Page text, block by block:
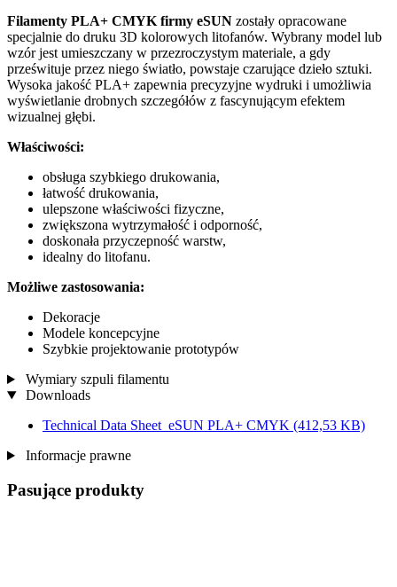
Filamenty PLA+ CMYK firmy eSUN zostały opracowane
specjalnie do druku 3D kolorowych litofanów. Wybrany model lub
wzór jest umieszczany w przezroczystym materiale, a gdy
prześwituje przez niego światło, powstaje czarujące dzieło sztuki.
Wysoka jakość PLA+ zapewnia precyzyjne wydruki i umożliwia
wyświetlanie drobnych szczegółów z fascynującym efektem
wizualnej głębi.
Właściwości:
obsługa szybkiego drukowania,
łatwość drukowania,
ulepszone właściwości fizyczne,
zwiększona wytrzymałość i odporność,
doskonała przyczepność warstw,
idealny do litofanu.
Możliwe zastosowania:
Dekoracje
Modele koncepcyjne
Szybkie projektowanie prototypów
Wymiary szpuli filamentu
Downloads
Technical Data Sheet_eSUN PLA+ CMYK (412,53 KB)
Informacje prawne
Pasujące produkty